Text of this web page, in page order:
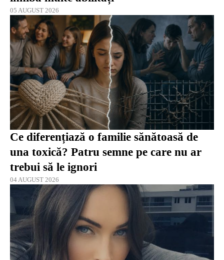
05 AUGUST 2026
Ce diferențiază o familie sănătoasă de
una toxică? Patru semne pe care nu ar
trebui să le ignori
04 AUGUST 2026